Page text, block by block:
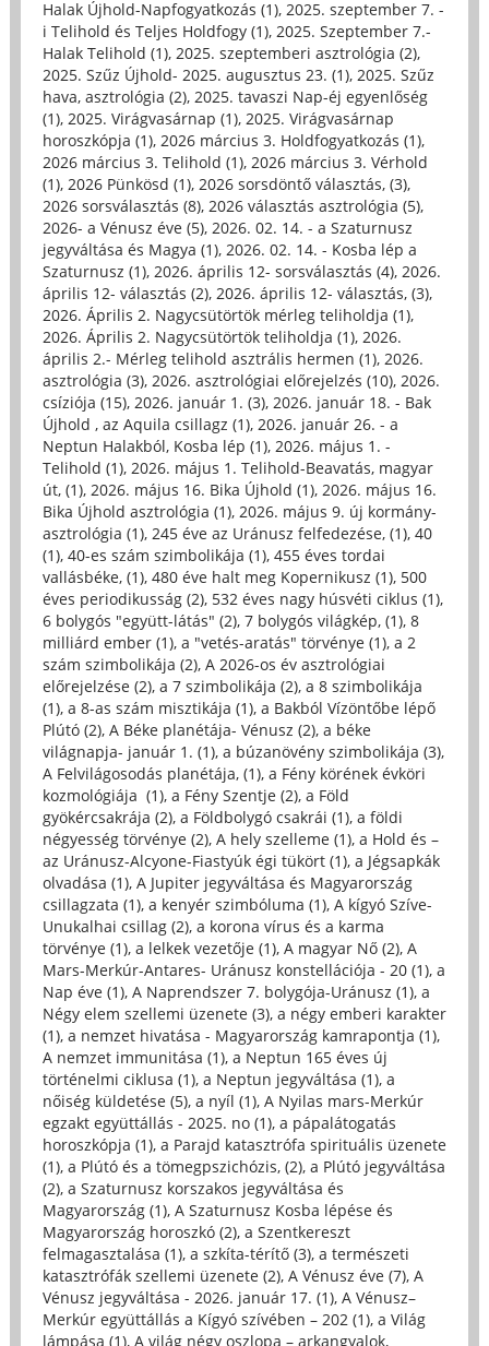
Halak Újhold-Napfogyatkozás (1), 2025. szeptember 7. -
i Telihold és Teljes Holdfogy (1), 2025. Szeptember 7.-
Halak Telihold (1), 2025. szeptemberi asztrológia (2),
2025. Szűz Újhold- 2025. augusztus 23. (1), 2025. Szűz
hava, asztrológia (2), 2025. tavaszi Nap-éj egyenlőség
(1), 2025. Virágvasárnap (1), 2025. Virágvasárnap
horoszkópja (1), 2026 március 3. Holdfogyatkozás (1),
2026 március 3. Telihold (1), 2026 március 3. Vérhold
(1), 2026 Pünkösd (1), 2026 sorsdöntő választás, (3),
2026 sorsválasztás (8), 2026 választás asztrológia (5),
2026- a Vénusz éve (5), 2026. 02. 14. - a Szaturnusz
jegyváltása és Magya (1), 2026. 02. 14. - Kosba lép a
Szaturnusz (1), 2026. április 12- sorsválasztás (4), 2026.
április 12- választás (2), 2026. április 12- választás, (3),
2026. Április 2. Nagycsütörtök mérleg teliholdja (1),
2026. Április 2. Nagycsütörtök teliholdja (1), 2026.
április 2.- Mérleg telihold asztrális hermen (1), 2026.
asztrológia (3), 2026. asztrológiai előrejelzés (10), 2026.
csíziója (15), 2026. január 1. (3), 2026. január 18. - Bak
Újhold , az Aquila csillagz (1), 2026. január 26. - a
Neptun Halakból, Kosba lép (1), 2026. május 1. -
Telihold (1), 2026. május 1. Telihold-Beavatás, magyar
út, (1), 2026. május 16. Bika Újhold (1), 2026. május 16.
Bika Újhold asztrológia (1), 2026. május 9. új kormány-
asztrológia (1), 245 éve az Uránusz felfedezése, (1), 40
(1), 40-es szám szimbolikája (1), 455 éves tordai
vallásbéke, (1), 480 éve halt meg Kopernikusz (1), 500
éves periodikusság (2), 532 éves nagy húsvéti ciklus (1),
6 bolygós "együtt-látás" (2), 7 bolygós világkép, (1), 8
milliárd ember (1), a "vetés-aratás" törvénye (1), a 2
szám szimbolikája (2), A 2026-os év asztrológiai
előrejelzése (2), a 7 szimbolikája (2), a 8 szimbolikája
(1), a 8-as szám misztikája (1), a Bakból Vízöntőbe lépő
Plútó (2), A Béke planétája- Vénusz (2), a béke
világnapja- január 1. (1), a búzanövény szimbolikája (3),
A Felvilágosodás planétája, (1), a Fény körének évköri
kozmológiája (1), a Fény Szentje (2), a Föld
gyökércsakrája (2), a Földbolygó csakrái (1), a földi
négyesség törvénye (2), A hely szelleme (1), a Hold és –
az Uránusz-Alcyone-Fiastyúk égi tükört (1), a Jégsapkák
olvadása (1), A Jupiter jegyváltása és Magyarország
csillagzata (1), a kenyér szimbóluma (1), A kígyó Szíve-
Unukalhai csillag (2), a korona vírus és a karma
törvénye (1), a lelkek vezetője (1), A magyar Nő (2), A
Mars-Merkúr-Antares- Uránusz konstellációja - 20 (1), a
Nap éve (1), A Naprendszer 7. bolygója-Uránusz (1), a
Négy elem szellemi üzenete (3), a négy emberi karakter
(1), a nemzet hivatása - Magyarország kamrapontja (1),
A nemzet immunitása (1), a Neptun 165 éves új
történelmi ciklusa (1), a Neptun jegyváltása (1), a
nőiség küldetése (5), a nyíl (1), A Nyilas mars-Merkúr
egzakt együttállás - 2025. no (1), a pápalátogatás
horoszkópja (1), a Parajd katasztrófa spirituális üzenete
(1), a Plútó és a tömegpszichózis, (2), a Plútó jegyváltása
(2), a Szaturnusz korszakos jegyváltása és
Magyarország (1), A Szaturnusz Kosba lépése és
Magyarország horoszkó (2), a Szentkereszt
felmagasztalása (1), a szkíta-térítő (3), a természeti
katasztrófák szellemi üzenete (2), A Vénusz éve (7), A
Vénusz jegyváltása - 2026. január 17. (1), A Vénusz–
Merkúr együttállás a Kígyó szívében – 202 (1), a Világ
lámpása (1), A világ négy oszlopa – arkangyalok,